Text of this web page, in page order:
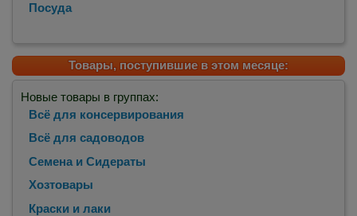
Посуда
Товары, поступившие в этом месяце:
Новые товары в группах:
Всё для консервирования
Всё для садоводов
Семена и Сидераты
Хозтовары
Краски и лаки